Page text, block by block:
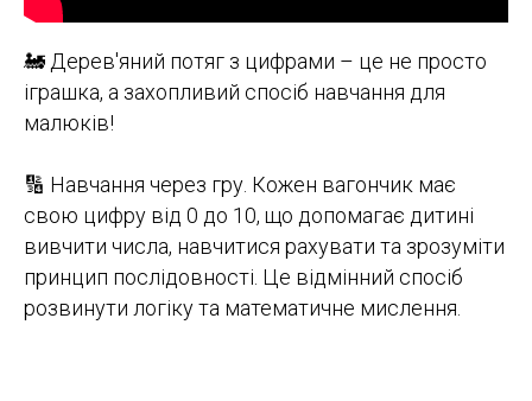
🚂 Дерев'яний потяг з цифрами – це не просто
іграшка, а захопливий спосіб навчання для
малюків!
🔢 Навчання через гру. Кожен вагончик має
свою цифру від 0 до 10, що допомагає дитині
вивчити числа, навчитися рахувати та зрозуміти
принцип послідовності. Це відмінний спосіб
розвинути логіку та математичне мислення.